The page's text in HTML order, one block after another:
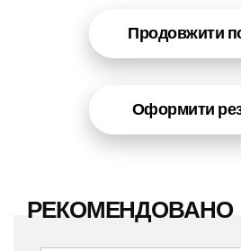
Продовжити
Оформити
РЕКОМЕНДОВАНО